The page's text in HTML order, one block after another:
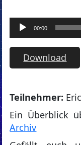
Audio-
Player
00:00
Download
Teilnehmer:
Ein Überblick
Archiv